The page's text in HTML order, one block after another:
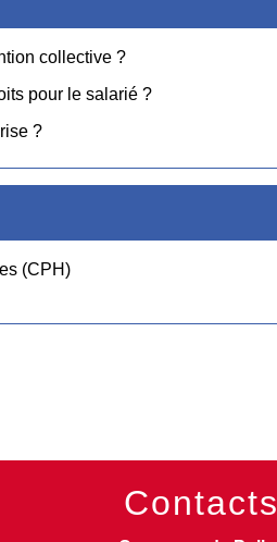
collective ?
pour le salarié ?
?
(CPH)
Contacts